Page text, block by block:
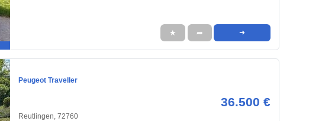
★ ➦ ➜
Peugeot Traveller
36.500 €
Reutlingen, 72760